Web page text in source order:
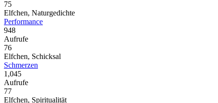
75
Elfchen, Naturgedichte
Performance
948
Aufrufe
76
Elfchen, Schicksal
Schmerzen
1,045
Aufrufe
77
Elfchen, Spiritualität